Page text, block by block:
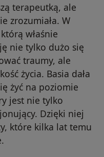
terapeutką, ale
zrozumiała. W
właśnie
nie tylko dużo się
traumy, ale
życia. Basia dała
żyć na poziomie
jest nie tylko
Dzięki niej
które kilka lat temu